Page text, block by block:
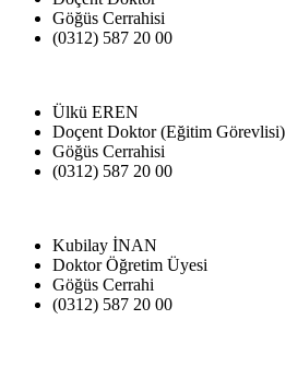
Göğüs Cerrahisi
(0312) 587 20 00
Ülkü EREN
Doçent Doktor (Eğitim Görevlisi)
Göğüs Cerrahisi
(0312) 587 20 00
Kubilay İNAN
Doktor Öğretim Üyesi
Göğüs Cerrahi
(0312) 587 20 00